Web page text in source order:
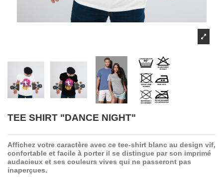
TEE SHIRT "DANCE NIGHT"
Affichez votre caractère avec ce tee-shirt blanc au design vif,
confortable et facile à porter il se distingue par son imprimé
audacieux et ses couleurs vives qui ne passeront pas
inaperçues.